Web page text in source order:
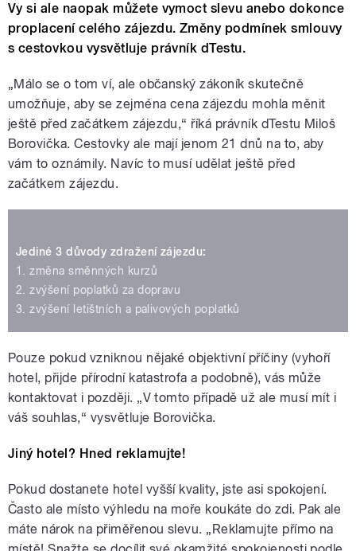
Vy si ale naopak můžete vymoct slevu anebo dokonce
proplacení celého zájezdu. Změny podmínek smlouvy
s cestovkou vysvětluje právník dTestu.
„Málo se o tom ví, ale občanský zákoník skutečně
umožňuje, aby se zejména cena zájezdu mohla měnit
ještě před začátkem zájezdu,“ říká právník dTestu Miloš
Borovička. Cestovky ale mají jenom 21 dnů na to, aby
vám to oznámily. Navíc to musí udělat ještě před
začátkem zájezdu.
Jediné 3 důvody zdražení zájezdu:
1. změna směnných kurzů
2. zvýšení poplatků za dopravu
3. zvýšení letištních a palivových poplatků
Pouze pokud vzniknou nějaké objektivní příčiny (vyhoří
hotel, přijde přírodní katastrofa a podobně), vás může
kontaktovat i později. „V tomto případě už ale musí mít i
váš souhlas,“ vysvětluje Borovička.
Jiný hotel? Hned reklamujte!
Pokud dostanete hotel vyšší kvality, jste asi spokojení.
Často ale místo výhledu na moře koukáte do zdi. Pak ale
máte nárok na přiměřenou slevu. „Reklamujte přímo na